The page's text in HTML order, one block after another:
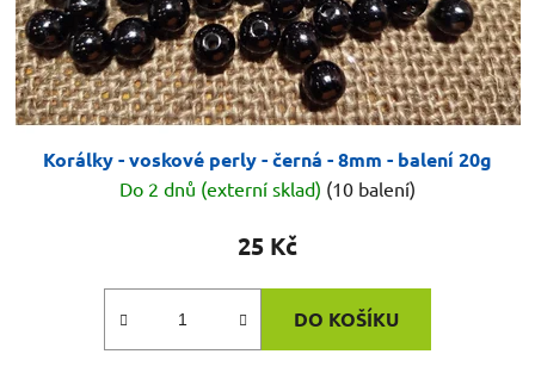
u
k
t
ů
Korálky - voskové perly - černá - 8mm - balení 20g
Do 2 dnů (externí sklad) (10 balení)
25 Kč
DO KOŠÍKU